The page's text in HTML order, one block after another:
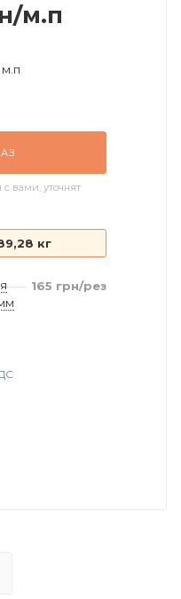
/м.п
м.п
вами, уточнят
кг
165 грн/рез